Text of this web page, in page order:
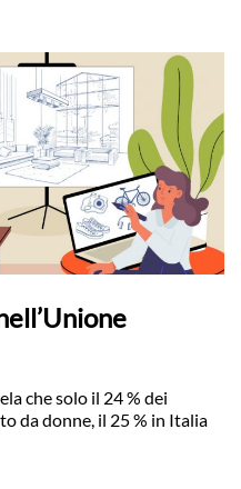
che solo il 24 % dei
da donne, il 25 % in Italia